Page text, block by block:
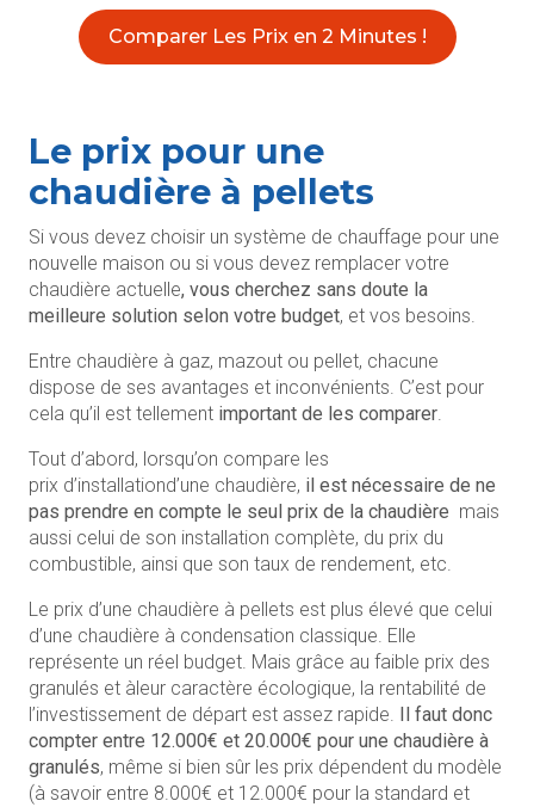
Comparer Les Prix en 2 Minutes !
Le prix pour une
chaudière à pellets
Si vous devez choisir un système de chauffage pour une
nouvelle maison ou si vous devez remplacer votre
chaudière actuelle, vous cherchez sans doute la
meilleure solution selon votre budget, et vos besoins.
Entre chaudière à gaz, mazout ou pellet, chacune
dispose de ses avantages et inconvénients. C’est pour
cela qu’il est tellement important de les comparer.
Tout d’abord, lorsqu’on compare les
prix d’installationd’une chaudière, il est nécessaire de ne
pas prendre en compte le seul prix de la chaudière mais
aussi celui de son installation complète, du prix du
combustible, ainsi que son taux de rendement, etc.
Le prix d’une chaudière à pellets est plus élevé que celui
d’une chaudière à condensation classique. Elle
représente un réel budget. Mais grâce au faible prix des
granulés et àleur caractère écologique, la rentabilité de
l’investissement de départ est assez rapide. Il faut donc
compter entre 12.000€ et 20.000€ pour une chaudière à
granulés, même si bien sûr les prix dépendent du modèle
(à savoir entre 8.000€ et 12.000€ pour la standard et